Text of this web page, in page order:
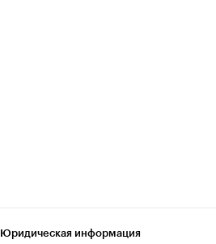
Юридическая информация